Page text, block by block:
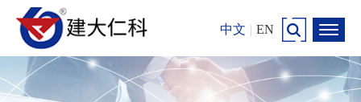
中文 | EN